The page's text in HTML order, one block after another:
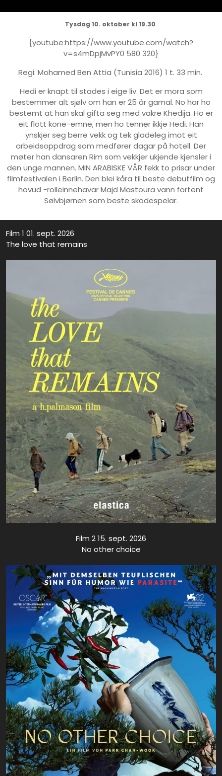
Tysdag 10. oktober kl 19.30
{youtube:https://www.youtube.com/watch?
v=s4mDpjMvPY0 580 320}
Regi: Mohamed Ben Attia (Tunisia 2016) 1 t. 33 min.
Hedi er knapt til stades i eige liv. Det er mora som
bestemmer alt sjølv om han er 25 år gamal. No har ho
bestemt at han skal gifta seg med vakre Khedija. Ho er
eit flott kone-emne, men ho tenner ikkje Hedi. Han
ynskjer seg berre vekk og tek gladeleg imot eit
arbeidsoppdrag som medfører dagar på hotell. Der
møter han dansaren Rim som vekkjer ukjende kjensler i
den unge mannen. MIN ARABISKE VÅR fekk to prisar under
filmfestivalen i Berlin. Den blei kåra til beste debutfilm og
hovud -rolleinnehavar Majd Mastoura vann fortent
Sølvbjørnen som beste skodespelar.
Film 1 01. sept. 2026
The love that remains
Film 2 15. sept. 2026
No other choice